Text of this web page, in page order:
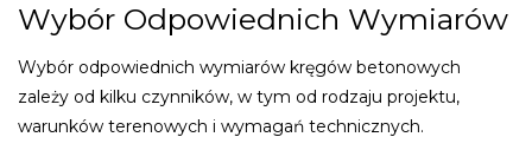
Wybór Odpowiednich Wymiаrów
Wybór odpowiednich wymiarów kręgów betonowych
zależy od kilku czynników, w tym od rodzaju projektu,
warunków terenowych i wymagań technicznych.